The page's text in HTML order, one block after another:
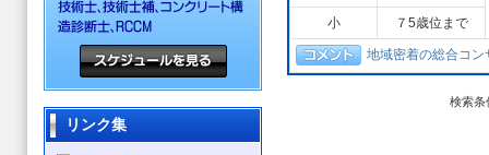
小 ７5歳位まで
地域密着の総合コ
検索条
リンク集